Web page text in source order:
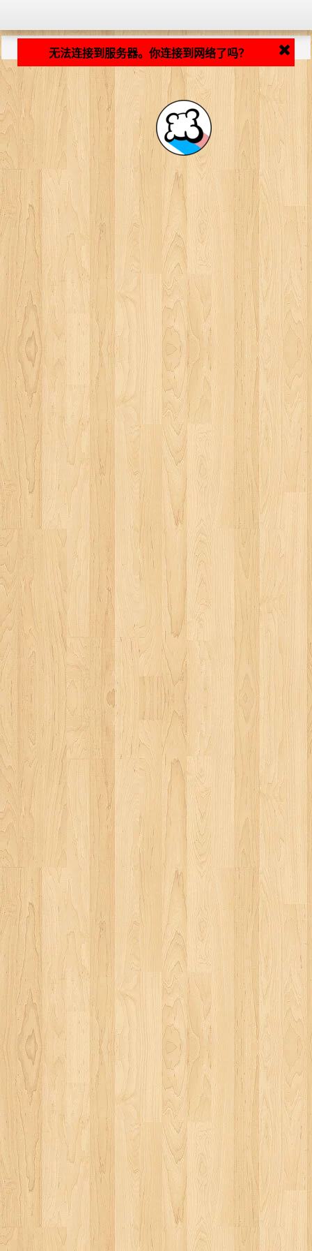
无法连接到服务器。你连接到网络了吗？
加载中... ...